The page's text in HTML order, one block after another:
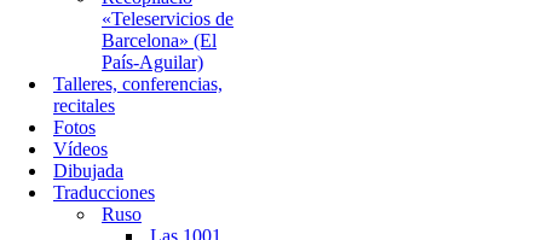
«Teleservicios de
Barcelona» (El
País-Aguilar)
Talleres, conferencias,
recitales
Fotos
Vídeos
Dibujada
Traducciones
Ruso
Las 1001